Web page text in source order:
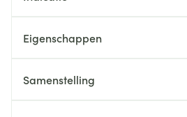
Eigenschappen
Samenstelling